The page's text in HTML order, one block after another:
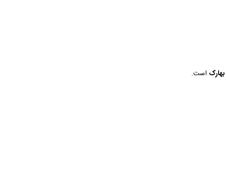
بهارک است.